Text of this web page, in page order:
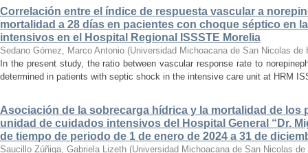
Correlación entre el índice de respuesta vascular a
mortalidad a 28 días en pacientes con choque séptico en
intensivos en el Hospital Regional ISSSTE Morelia
Sedano Gómez, Marco Antonio (Universidad Michoacana de San Nicolas de
In the present study, the ratio between vascular response rate to
determined in patients with septic shock in the intensive care unit at HRM
Asociación de la sobrecarga hídrica y la mortalidad de los
unidad de cuidados intensivos del Hospital General “Dr.
de tiempo de periodo de 1 de enero de 2024 a 31 de
Saucillo Zúñiga, Gabriela Lizeth (Universidad Michoacana de San Nicolas de